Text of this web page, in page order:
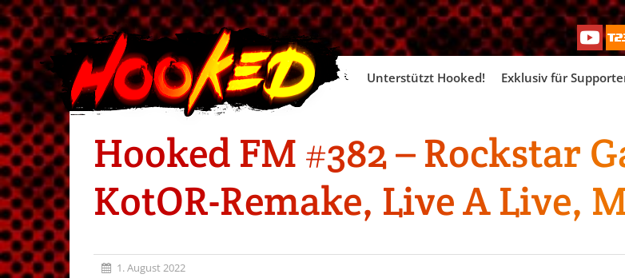
Skip
Unterstützt Hooked! Exklusiv für
Hooked FM #382 – Rockstar
KotOR-Remake, Live A Live,
1. August 2022